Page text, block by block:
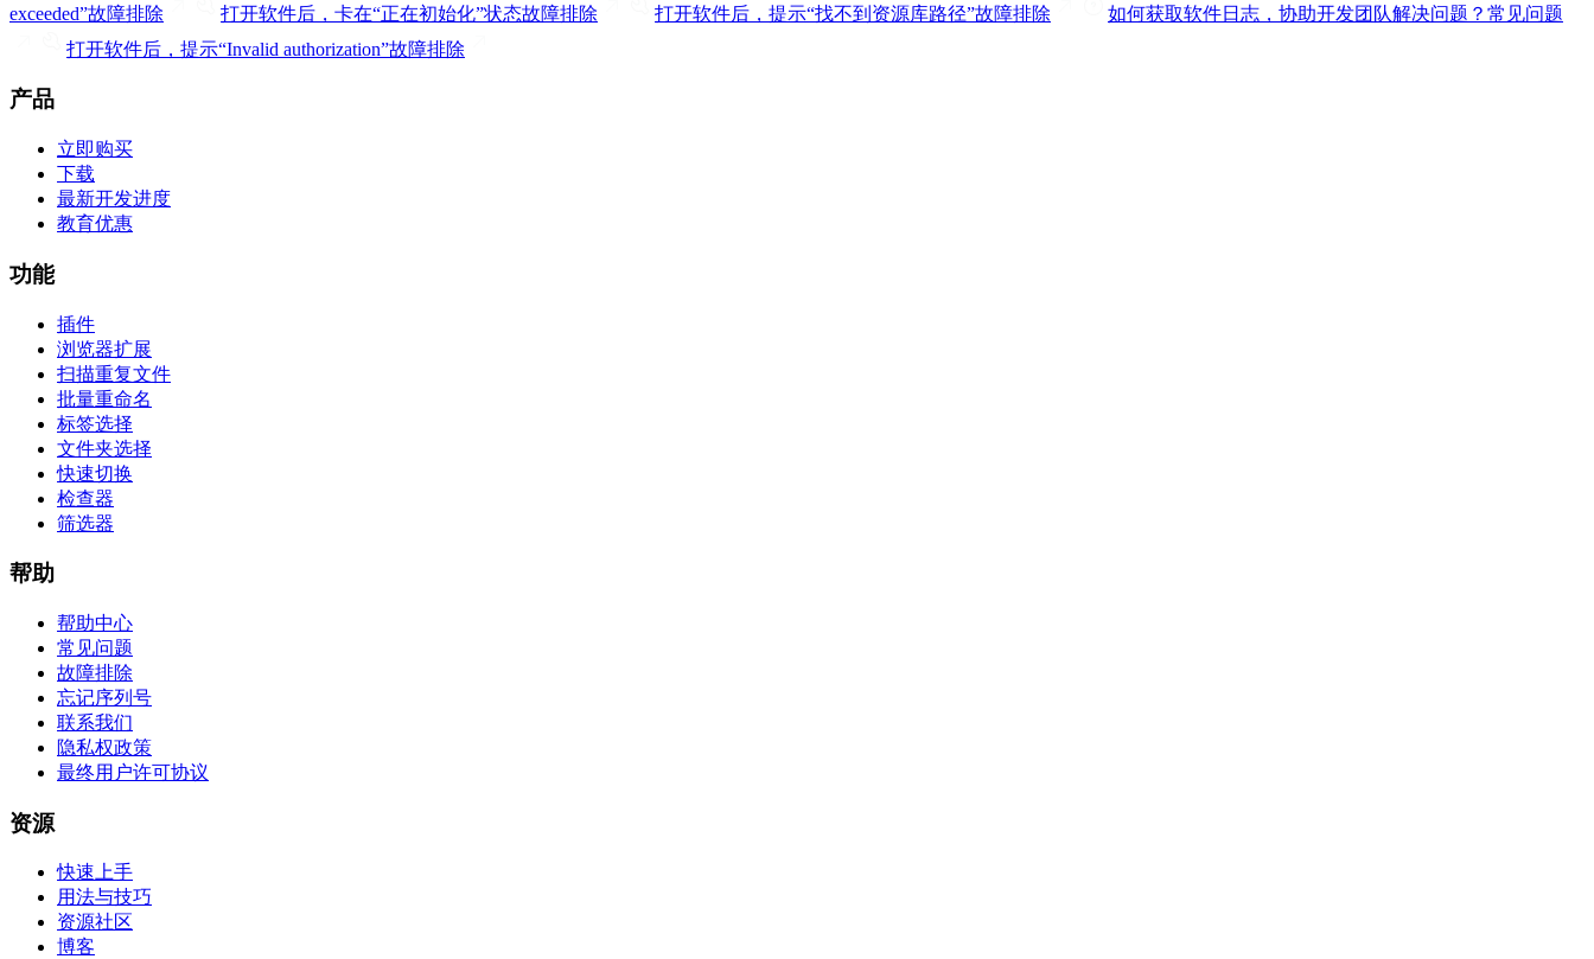
exceeded”故障排除 打开软件后，卡在“正在初始化”状态故障排除 打开软件后，提示“找不到资源库路径”故障排除 如何获取软件日志，协助开发团队解决问题？ 常见问题
打开软件后，提示“Invalid authorization”故障排除
产品
立即购买
下载
最新开发进度
教育优惠
功能
插件
浏览器扩展
扫描重复文件
批量重命名
标签选择
文件夹选择
快速切换
检查器
筛选器
帮助
帮助中心
常见问题
故障排除
忘记序列号
联系我们
隐私权政策
最终用户许可协议
资源
快速上手
用法与技巧
资源社区
博客